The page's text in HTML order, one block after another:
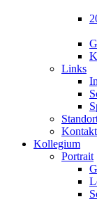
Links
Kontakt
Kollegium
Portrait